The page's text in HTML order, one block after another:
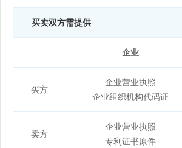
买卖双方需提供
企业
买方
企业营业执照
企业组织机构代码证
卖方
企业营业执照
专利证书原件